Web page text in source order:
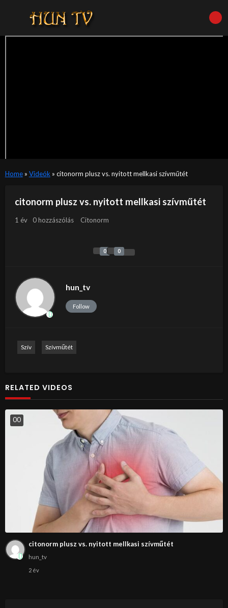
Home» Videók » citonorm plusz vs. nyitott mellkasi szívműtét
citonorm plusz vs. nyitott mellkasi szívműtét
1 év 0 hozzászólás Citonorm
0 0
hun_tv
Follow
Szív Szívműtét
RELATED VIDEOS
00
citonorm plusz vs. nyitott mellkasi szívműtét
hun_tv
2 év